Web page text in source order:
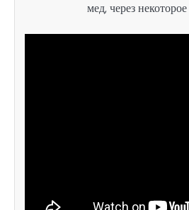
мед, через